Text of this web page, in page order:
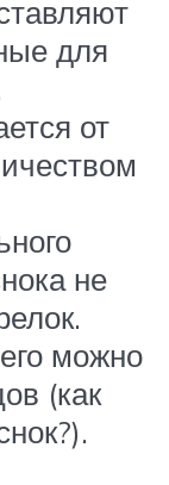
для
от
не
можно
(как